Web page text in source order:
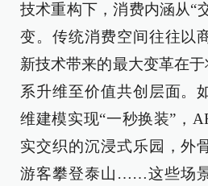
技术重构下，消费内涵从“
变。传统消费空间往往以
新技术带来的最大变革在
系升维至价值共创层面。
维建模实现“一秒换装”，
实交织的沉浸式乐园，外
游客攀登泰山……这些场